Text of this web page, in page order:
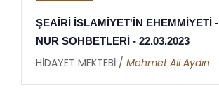
ŞEAİRİ İSLAMİYET'İN EHEMMİYETİ
NUR SOHBETLERİ - 22.03.2023
HİDAYET MEKTEBİ / Mehmet Ali Aydın